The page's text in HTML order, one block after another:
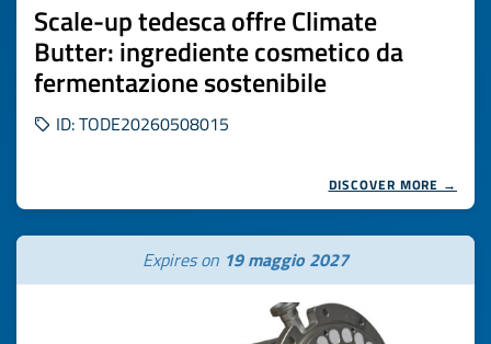
Scale-up tedesca offre Climate
Butter: ingrediente cosmetico da
fermentazione sostenibile
ID: TODE20260508015
DISCOVER MORE →
Expires on 19 maggio 2027